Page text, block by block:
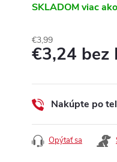
SKLADOMviac
€3,99
€3,24 bez
cena:
Nakúpte po
Opýtať sa